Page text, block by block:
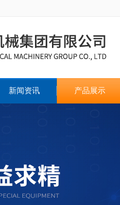
新闻资讯 产品展示